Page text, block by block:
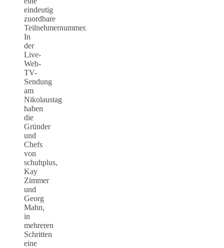
eindeutig
zuordbare
Teilnehmernummer.
In
der
Live-
Web-
TV-
Sendung
am
Nikolaustag
haben
die
Gründer
und
Chefs
von
schuhplus,
Kay
Zimmer
und
Georg
Mahn,
in
mehreren
Schritten
eine